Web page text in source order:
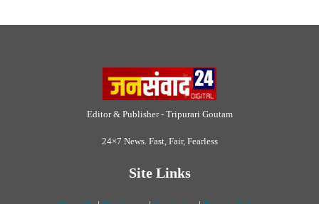
Editor & Publisher - Tripurari Goutam
24×7 News. Fast, Fair, Fearless
Site Links